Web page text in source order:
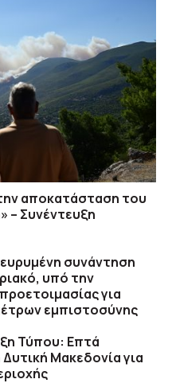
αποκατάσταση του
– Συνέντευξη
συνάντηση
υπό την
για
εμπιστοσύνης
Τύπου: Επτά
Μακεδονία για